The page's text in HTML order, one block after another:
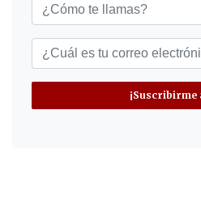
¡Suscribirme